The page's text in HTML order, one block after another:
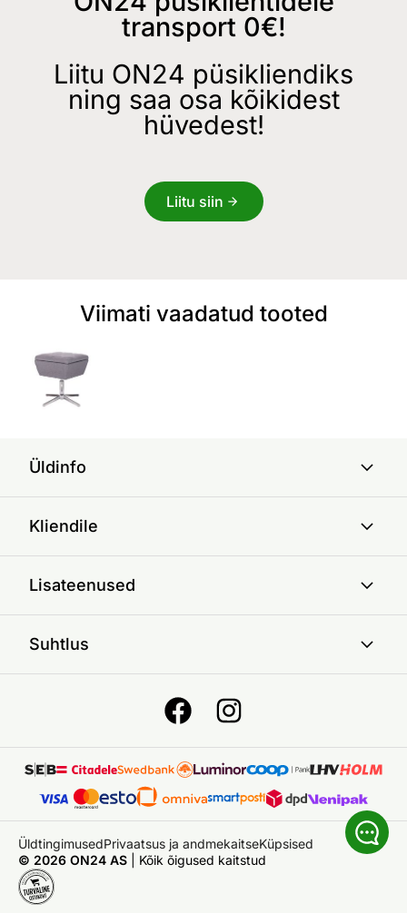
transport 0€!
Liitu ON24 püsikliendiks
ning saa osa kõikidest
hüvedest!
Liitu siin
Viimati vaadatud tooted
Üldinfo
Kliendile
Lisateenused
Suhtlus
© 2026 ON24 AS Kõik õigused kaitstud
ÜldtingimusedPrivaatsus ja andmekaitseKüpsised